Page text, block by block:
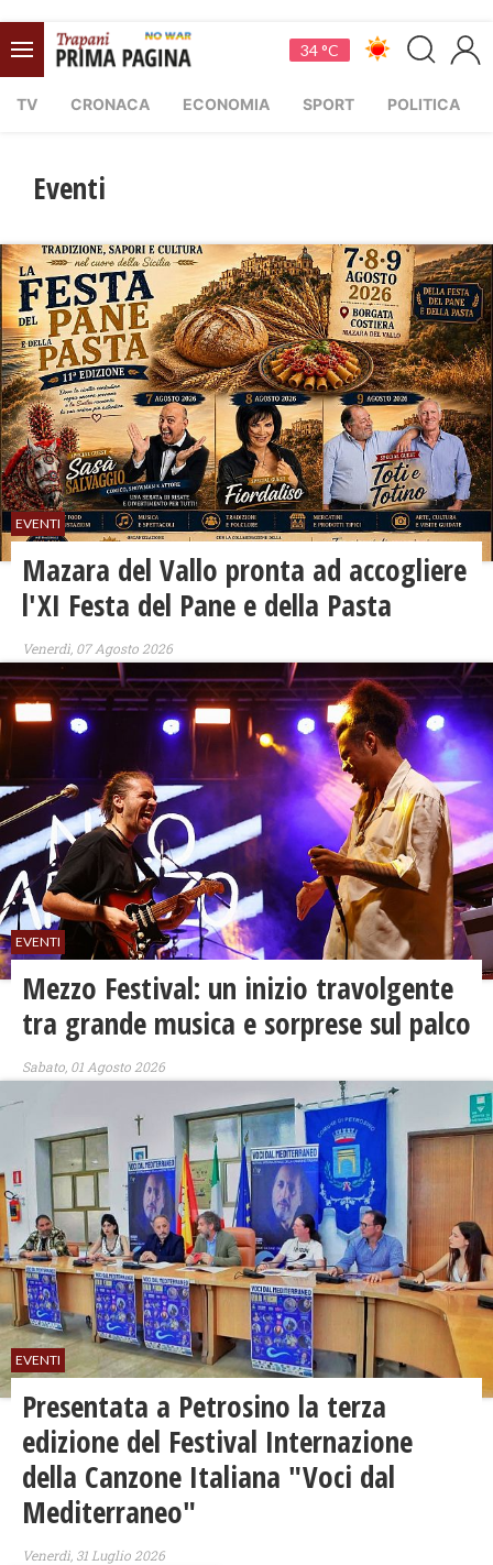
34 °C
TV CRONACA ECONOMIA SPORT POLITICA
Eventi
EVENTI
Mazara del Vallo pronta ad accogliere
l'XI Festa del Pane e della Pasta
Venerdì, 07 Agosto 2026
EVENTI
Mezzo Festival: un inizio travolgente
tra grande musica e sorprese sul palco
Sabato, 01 Agosto 2026
EVENTI
Presentata a Petrosino la terza
edizione del Festival Internazione
della Canzone Italiana "Voci dal
Mediterraneo"
Venerdì, 31 Luglio 2026